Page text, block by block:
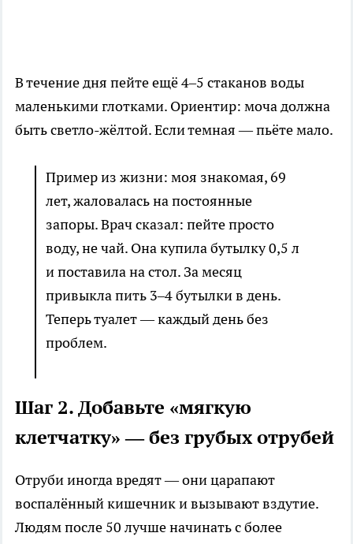
В течение дня пейте ещё 4–5 стаканов воды
маленькими глотками. Ориентир: моча должна
быть светло-жёлтой. Если темная — пьёте мало.
Пример из жизни: моя знакомая, 69
лет, жаловалась на постоянные
запоры. Врач сказал: пейте просто
воду, не чай. Она купила бутылку 0,5 л
и поставила на стол. За месяц
привыкла пить 3–4 бутылки в день.
Теперь туалет — каждый день без
проблем.
Шаг 2. Добавьте «мягкую
клетчатку» — без грубых отрубей
Отруби иногда вредят — они царапают
воспалённый кишечник и вызывают вздутие.
Людям после 50 лучше начинать с более